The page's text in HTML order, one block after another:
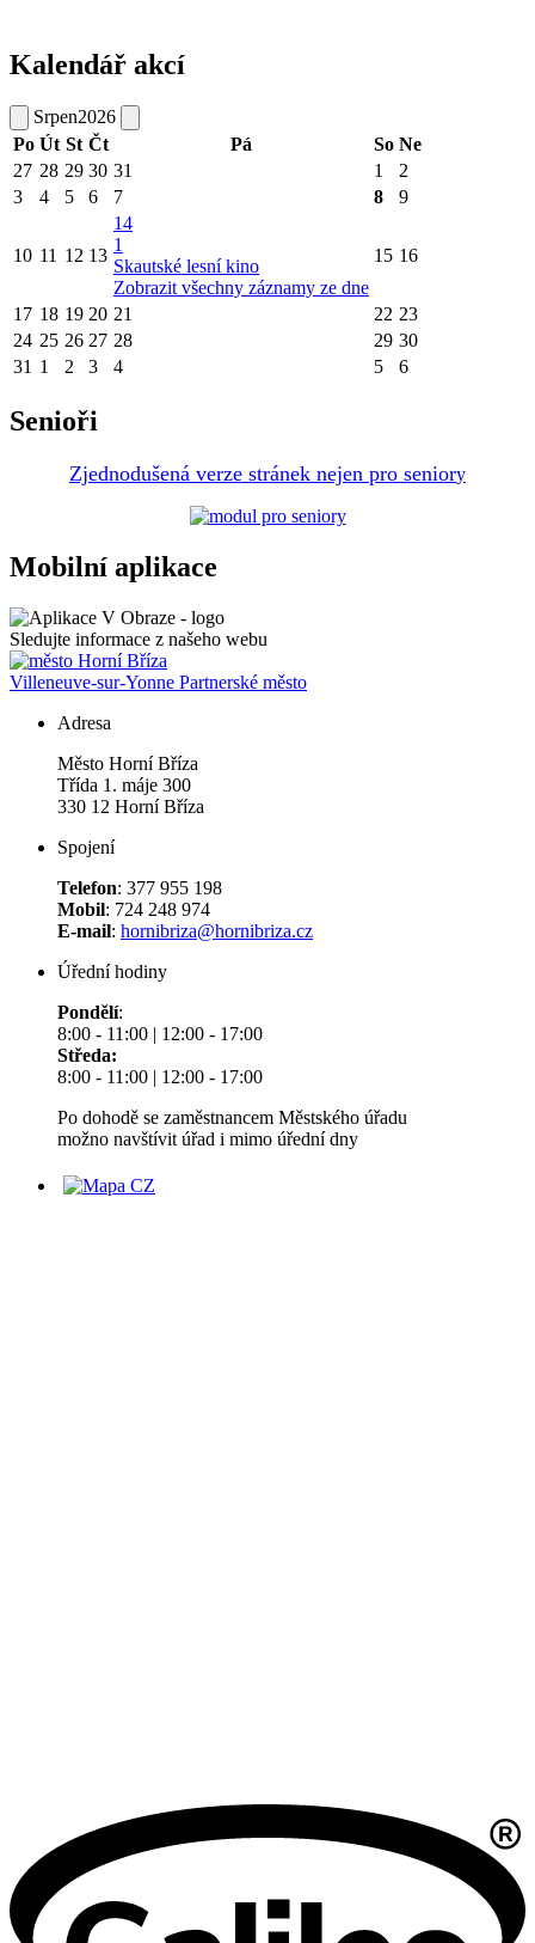
Kalendář akcí
Srpen2026
Po Út St Čt Pá So Ne
27 28 29 30 31 1
2
3
4 5 6 7 8 9
10 11 12 13
14
1
Skautské lesní kino
Zobrazit všechny záznamy ze dne
15 16
17 18 19 20 21 22 23
24 25 26 27 28 29 30
31 1 2 3 4 5 6
Senioři
Zjednodušená verze stránek nejen pro seniory
Mobilní aplikace
Sledujte informace z našeho webu
Villeneuve-sur-Yonne Partnerské město
Adresa
Město Horní Bříza
Třída 1. máje 300
330 12 Horní Bříza
Spojení
Telefon: 377 955 198
Mobil: 724 248 974
E-mail: hornibriza@hornibriza.cz
Úřední hodiny
Pondělí:
8:00 - 11:00 | 12:00 - 17:00
Středa:
8:00 - 11:00 | 12:00 - 17:00
Po dohodě se zaměstnancem Městského úřadu
možno navštívit úřad i mimo úřední dny